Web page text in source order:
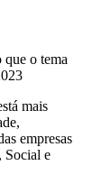
que o tema
mais
empresas
Social e